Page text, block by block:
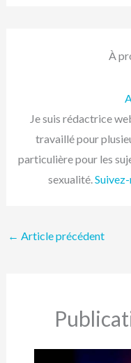
À
Je suis rédactrice
travaillé pour
particulière pour les
sexualité.
← Article précédent